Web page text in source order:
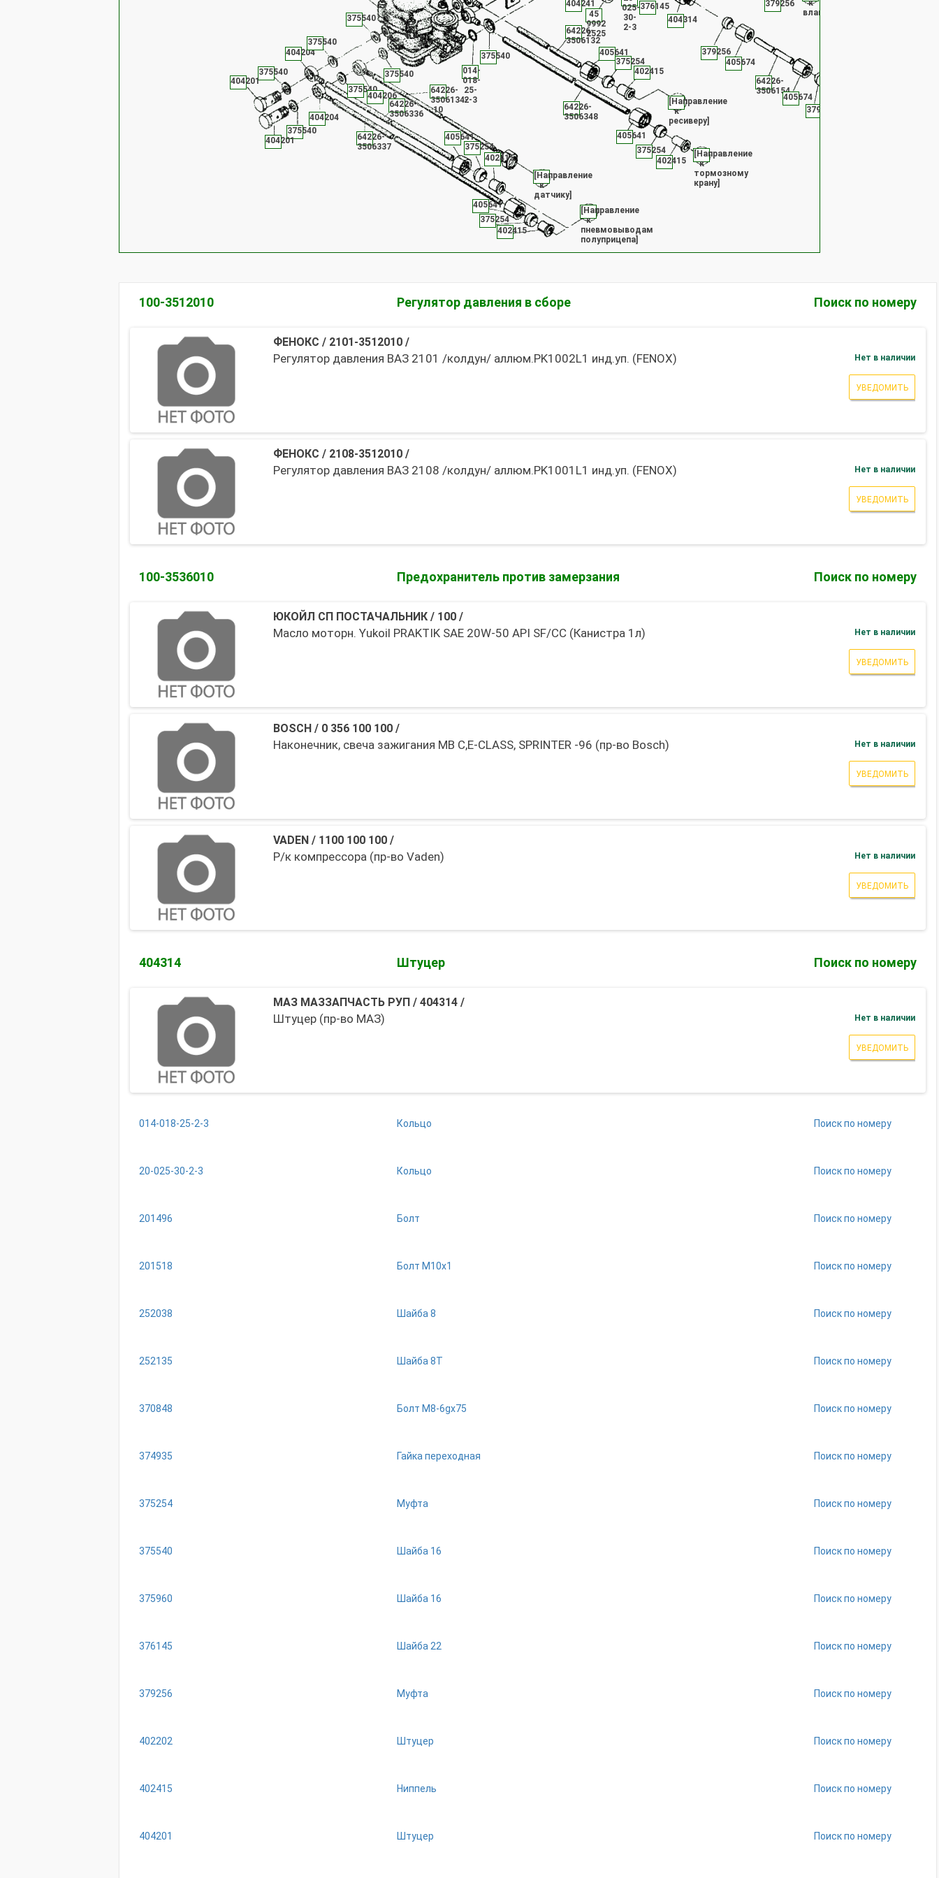
45
9992
2525
404204
404204
375540
375540
375540
375540
375540
375540
375540
64226-
3506132
405641
405641
405641
405641
375254
375254
375254
375254
402415
402415
402415
402415
64226-
3506348
014-
018-
25-
2-3
404241
64226-
3506134-
10
404206
[Направление
к
датчику]
64226-
3506336
64226-
3506337
404201
404201
[Направление
к
пневмовыводам
полуприцепа]
[Направление
к
ресиверу]
[Направление
к
тормозному
крану]
025-
30-
2-3
376145
404314
64226-
3506154
405674
405674
379256
379256
379256
к
влагоотделителю]
100-3512010 Регулятор давления в сборе Поиск по номеру
ФЕНОКС / 2101-3512010/
Регулятор давления ВАЗ 2101 /колдун/ аллюм.PK1002L1 инд.уп. (FENOX) Нет в наличии
УВЕДОМИТЬ
ФЕНОКС / 2108-3512010/
Регулятор давления ВАЗ 2108 /колдун/ аллюм.PK1001L1 инд.уп. (FENOX) Нет в наличии
УВЕДОМИТЬ
100-3536010 Предохранитель против замерзания Поиск по номеру
ЮКОЙЛ СП ПОСТАЧАЛЬНИК/ 100/
Масло моторн. Yukoil PRAKTIK SAE 20W-50 API SF/CC (Канистра 1л) Нет в наличии
УВЕДОМИТЬ
BOSCH/ 0 356 100 100/
Наконечник, свеча зажигания MB C,E-CLASS, SPRINTER -96 (пр-во Bosch) Нет в наличии
УВЕДОМИТЬ
VADEN/ 1100 100 100/
Р/к компрессора (пр-во Vaden) Нет в наличии
УВЕДОМИТЬ
404314 Штуцер Поиск по номеру
МАЗ МАЗЗАПЧАСТЬ РУП/ 404314/
Штуцер (пр-во МАЗ) Нет в наличии
УВЕДОМИТЬ
014-018-25-2-3 Кольцо Поиск по номеру
20-025-30-2-3 Кольцо Поиск по номеру
201496 Болт Поиск по номеру
201518 Болт М10х1 Поиск по номеру
252038 Шайба 8 Поиск по номеру
252135 Шайба 8Т Поиск по номеру
370848 Болт М8-6gх75 Поиск по номеру
374935 Гайка переходная Поиск по номеру
375254 Муфта Поиск по номеру
375540 Шайба 16 Поиск по номеру
375960 Шайба 16 Поиск по номеру
376145 Шайба 22 Поиск по номеру
379256 Муфта Поиск по номеру
402202 Штуцер Поиск по номеру
402415 Ниппель Поиск по номеру
404201 Штуцер Поиск по номеру